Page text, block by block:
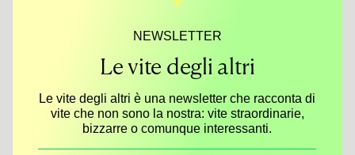
NEWSLETTER
Le vite degli altri
Le vite degli altri è una newsletter che racconta di
vite che non sono la nostra: vite straordinarie,
bizzarre o comunque interessanti.